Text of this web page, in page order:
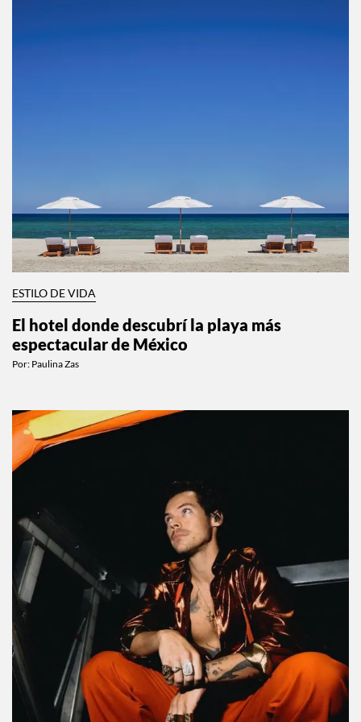
ESTILO DE VIDA
El hotel donde descubrí la playa más
espectacular de México
Por: Paulina Zas